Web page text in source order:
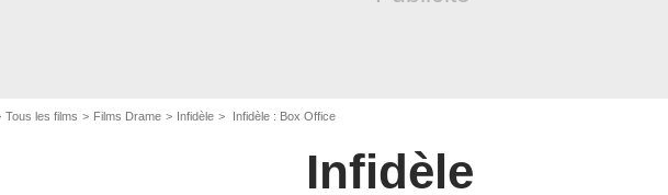
Tous les films Films Drame Infidèle Infidèle : Box Office
Infidèle